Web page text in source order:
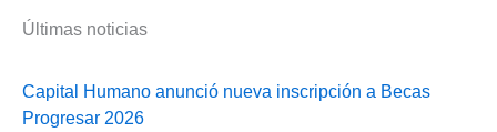
Últimas noticias
Capital Humano anunció nueva inscripción a Becas
Progresar 2026